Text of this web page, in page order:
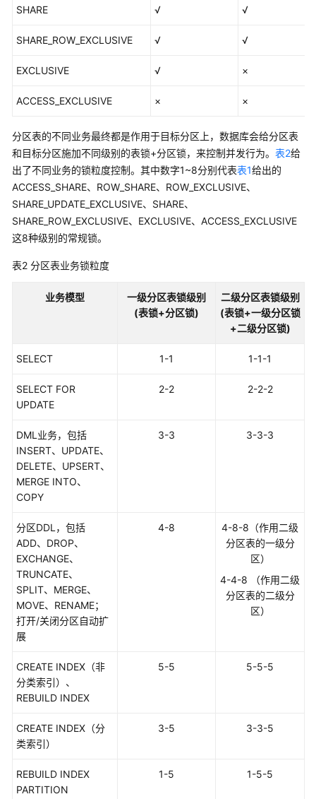
速
门
户
开
发
指
南
调
指
最
实
践
性
能
白
皮
API
参
考
SDK
参
场
景
代
示
例
常
见
SHARE √ √
SHARE_ROW_EXCLUSIVE √ √
EXCLUSIVE √ ×
ACCESS_EXCLUSIVE × ×
分区表的不同业务最终都是作用于目标分区上，数据库会给分区表
和目标分区施加不同级别的表锁+分区锁，来控制并发行为。 表2给
出了不同业务的锁粒度控制。其中数字1~8分别代表表1给出的
ACCESS_SHARE、ROW_SHARE、ROW_EXCLUSIVE、
SHARE_UPDATE_EXCLUSIVE、SHARE、
SHARE_ROW_EXCLUSIVE、EXCLUSIVE、ACCESS_EXCLUSIVE
这8种级别的常规锁。
表2 分区表业务锁粒度
业务模型
一级分区表锁级别
(表锁+分区锁)
二级分区表锁级别
(表锁+一级分区锁
+二级分区锁)
SELECT 1-1 1-1-1
SELECT FOR
UPDATE
2-2 2-2-2
DML业务，包括
INSERT、UPDATE、
DELETE、UPSERT、
MERGE INTO、
COPY
3-3 3-3-3
分区DDL，包括
ADD、DROP、
EXCHANGE、
TRUNCATE、
SPLIT、MERGE、
MOVE、RENAME；
打开/关闭分区自动扩
展
4-8
4-8-8（作用二级
分区表的一级分
区）
4-4-8 （作用二级
分区表的二级分
区）
CREATE INDEX（非
分类索引）、
REBUILD INDEX
5-5 5-5-5
CREATE INDEX（分
类索引）
3-5 3-3-5
REBUILD INDEX
PARTITION
1-5 1-5-5